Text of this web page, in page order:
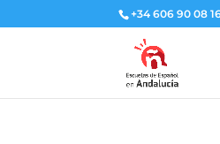
+34 606 90 08